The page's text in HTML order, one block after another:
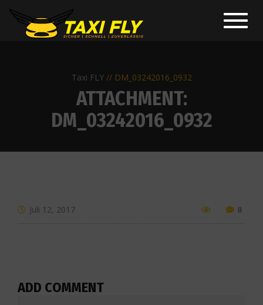
Taxi FLY DM_03242016_0932
ATTACHMENT:
DM_03242016_0932
Juli 12, 2017 0
ADD COMMENT